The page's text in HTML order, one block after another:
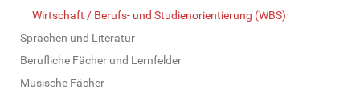
Wirtschaft / Berufs- und Studienorientierung (WBS)
Sprachen und Literatur
Berufliche Fächer und Lernfelder
Musische Fächer